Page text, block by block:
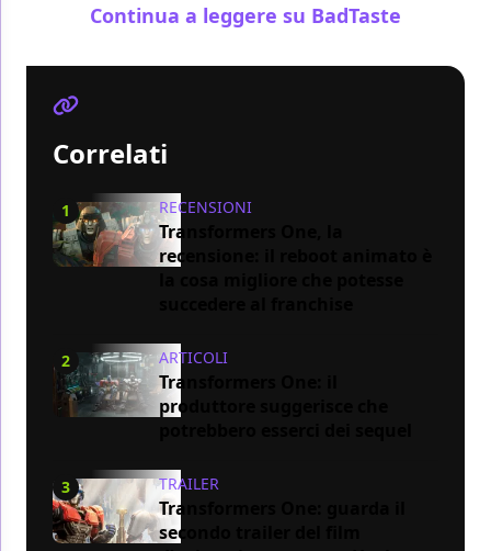
Continua a leggere su BadTaste
Correlati
1 RECENSIONI
Transformers One, la
recensione: il reboot animato è
2 ARTICOLI
Transformers One: il
produttore suggerisce che
3 TRAILER
Transformers One: guarda il
secondo trailer del film